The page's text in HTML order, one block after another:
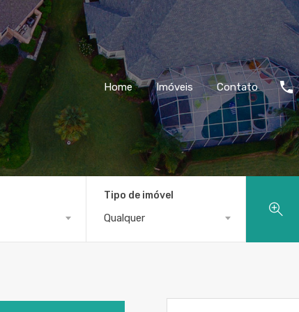
Home Imóveis Contato
Tipo de imóvel
Qualquer